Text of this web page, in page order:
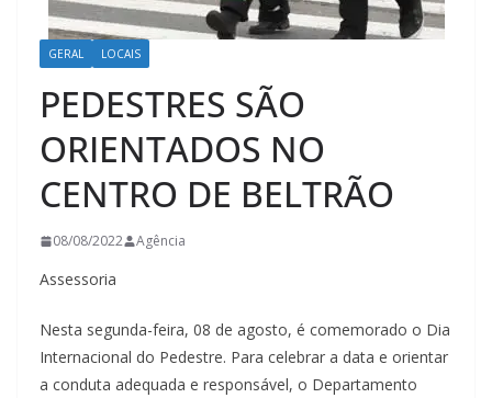
GERAL LOCAIS
PEDESTRES SÃO
ORIENTADOS NO
CENTRO DE BELTRÃO
08/08/2022 Agência
Assessoria
Nesta segunda-feira, 08 de agosto, é comemorado o Dia
Internacional do Pedestre. Para celebrar a data e orientar
a conduta adequada e responsável, o Departamento